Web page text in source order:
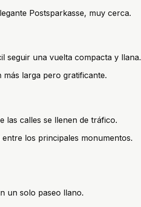
Postsparkasse, muy cerca.
seguir una vuelta compacta y llana.
más larga pero gratificante.
las calles se llenen de tráfico.
los principales monumentos.
un solo paseo llano.